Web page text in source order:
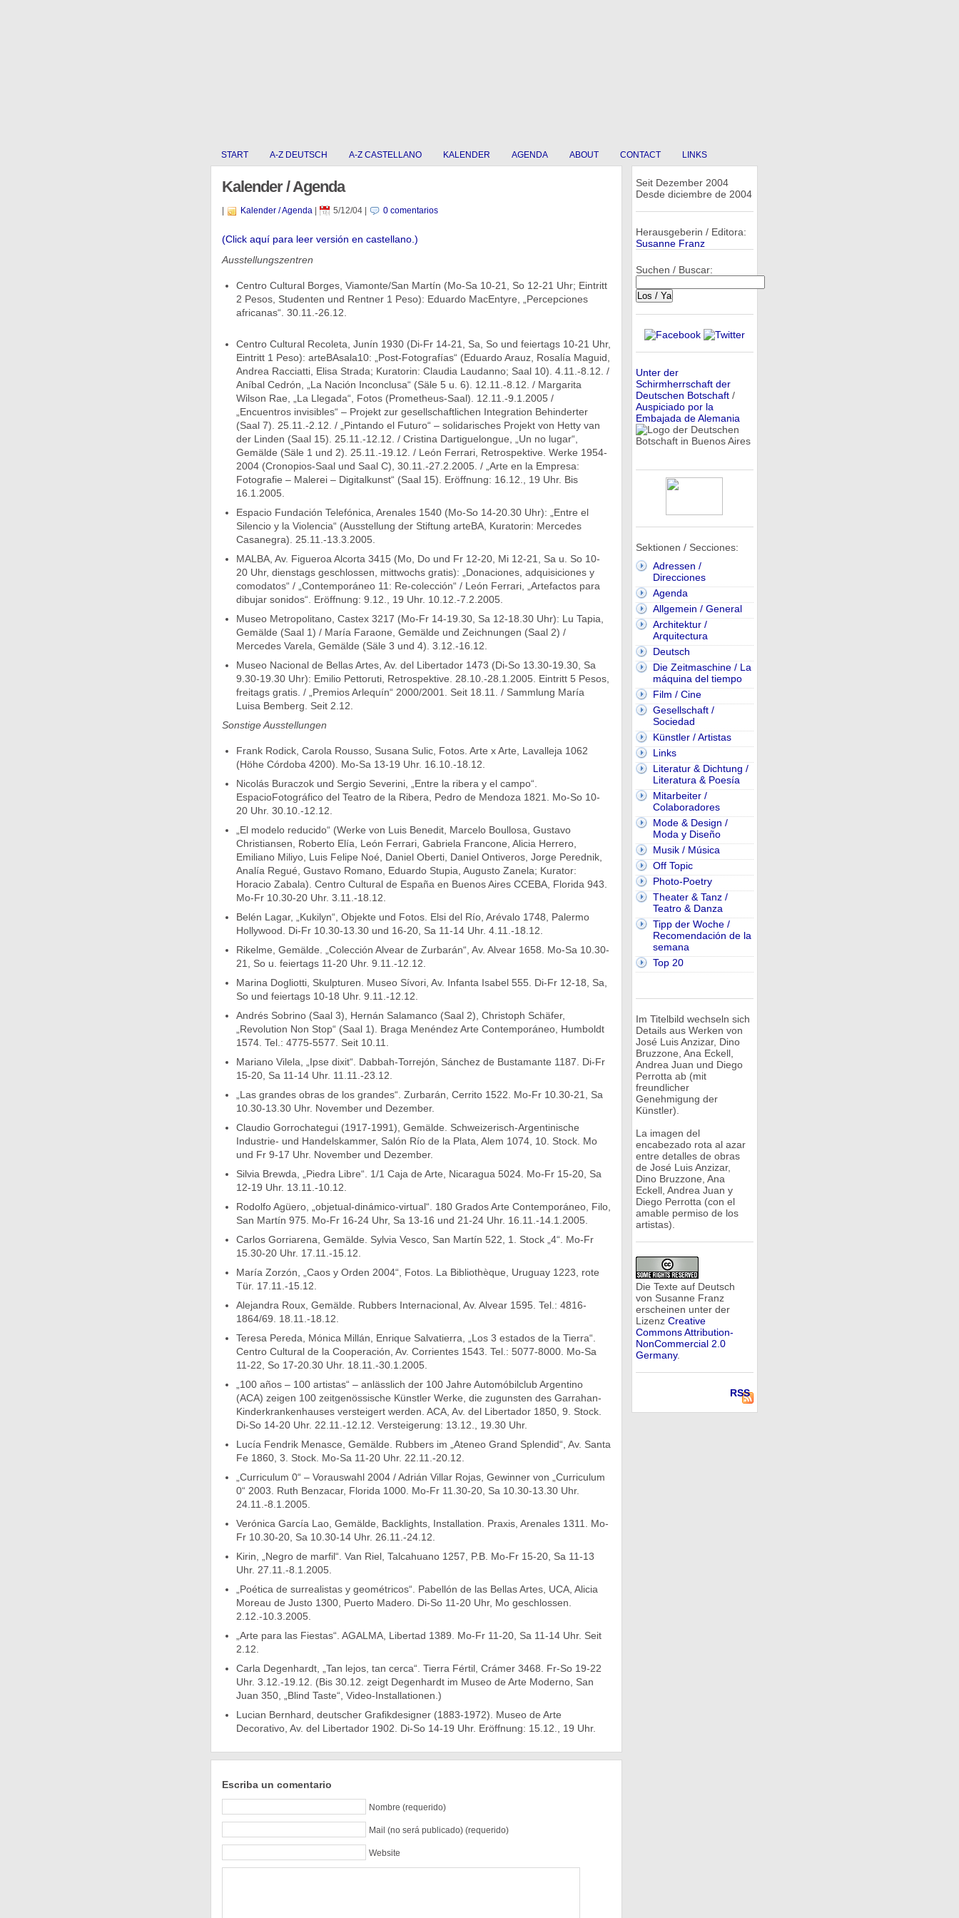
START A-Z DEUTSCH A-Z CASTELLANO KALENDER AGENDA ABOUT CONTACT LINKS
Kalender / Agenda
Kalender / Agenda| 5/12/04| 0 comentarios
(Click aquí para leer versión en castellano.)
Ausstellungszentren
Centro Cultural Borges, Viamonte/San Martín (Mo-Sa 10-21, So 12-21 Uhr; Eintritt
2 Pesos, Studenten und Rentner 1 Peso): Eduardo MacEntyre, „Percepciones
africanas“. 30.11.-26.12.
Centro Cultural Recoleta, Junín 1930 (Di-Fr 14-21, Sa, So und feiertags 10-21 Uhr,
Eintritt 1 Peso): arteBAsala10: „Post-Fotografías“ (Eduardo Arauz, Rosalía Maguid,
Andrea Racciatti, Elisa Strada; Kuratorin: Claudia Laudanno; Saal 10). 4.11.-8.12. /
Aníbal Cedrón, „La Nación Inconclusa“ (Säle 5 u. 6). 12.11.-8.12. / Margarita
Wilson Rae, „La Llegada“, Fotos (Prometheus-Saal). 12.11.-9.1.2005 /
„Encuentros invisibles“ – Projekt zur gesellschaftlichen Integration Behinderter
(Saal 7). 25.11.-2.12. / „Pintando el Futuro“ – solidarisches Projekt von Hetty van
der Linden (Saal 15). 25.11.-12.12. / Cristina Dartiguelongue, „Un no lugar“,
Gemälde (Säle 1 und 2). 25.11.-19.12. / León Ferrari, Retrospektive. Werke 1954-
2004 (Cronopios-Saal und Saal C), 30.11.-27.2.2005. / „Arte en la Empresa:
Fotografie – Malerei – Digitalkunst“ (Saal 15). Eröffnung: 16.12., 19 Uhr. Bis
16.1.2005.
Espacio Fundación Telefónica, Arenales 1540 (Mo-So 14-20.30 Uhr): „Entre el
Silencio y la Violencia“ (Ausstellung der Stiftung arteBA, Kuratorin: Mercedes
Casanegra). 25.11.-13.3.2005.
MALBA, Av. Figueroa Alcorta 3415 (Mo, Do und Fr 12-20, Mi 12-21, Sa u. So 10-
20 Uhr, dienstags geschlossen, mittwochs gratis): „Donaciones, adquisiciones y
comodatos“ / „Contemporáneo 11: Re-colección“ / León Ferrari, „Artefactos para
dibujar sonidos“. Eröffnung: 9.12., 19 Uhr. 10.12.-7.2.2005.
Museo Metropolitano, Castex 3217 (Mo-Fr 14-19.30, Sa 12-18.30 Uhr): Lu Tapia,
Gemälde (Saal 1) / María Faraone, Gemälde und Zeichnungen (Saal 2) /
Mercedes Varela, Gemälde (Säle 3 und 4). 3.12.-16.12.
Museo Nacional de Bellas Artes, Av. del Libertador 1473 (Di-So 13.30-19.30, Sa
9.30-19.30 Uhr): Emilio Pettoruti, Retrospektive. 28.10.-28.1.2005. Eintritt 5 Pesos,
freitags gratis. / „Premios Arlequín“ 2000/2001. Seit 18.11. / Sammlung María
Luisa Bemberg. Seit 2.12.
Sonstige Ausstellungen
Frank Rodick, Carola Rousso, Susana Sulic, Fotos. Arte x Arte, Lavalleja 1062
(Höhe Córdoba 4200). Mo-Sa 13-19 Uhr. 16.10.-18.12.
Nicolás Buraczok und Sergio Severini, „Entre la ribera y el campo“.
EspacioFotográfico del Teatro de la Ribera, Pedro de Mendoza 1821. Mo-So 10-
20 Uhr. 30.10.-12.12.
„El modelo reducido“ (Werke von Luis Benedit, Marcelo Boullosa, Gustavo
Christiansen, Roberto Elía, León Ferrari, Gabriela Francone, Alicia Herrero,
Emiliano Miliyo, Luis Felipe Noé, Daniel Oberti, Daniel Ontiveros, Jorge Perednik,
Analía Regué, Gustavo Romano, Eduardo Stupia, Augusto Zanela; Kurator:
Horacio Zabala). Centro Cultural de España en Buenos Aires CCEBA, Florida 943.
Mo-Fr 10.30-20 Uhr. 3.11.-18.12.
Belén Lagar, „Kukilyn“, Objekte und Fotos. Elsi del Río, Arévalo 1748, Palermo
Hollywood. Di-Fr 10.30-13.30 und 16-20, Sa 11-14 Uhr. 4.11.-18.12.
Rikelme, Gemälde. „Colección Alvear de Zurbarán“, Av. Alvear 1658. Mo-Sa 10.30-
21, So u. feiertags 11-20 Uhr. 9.11.-12.12.
Marina Dogliotti, Skulpturen. Museo Sívori, Av. Infanta Isabel 555. Di-Fr 12-18, Sa,
So und feiertags 10-18 Uhr. 9.11.-12.12.
Andrés Sobrino (Saal 3), Hernán Salamanco (Saal 2), Christoph Schäfer,
„Revolution Non Stop“ (Saal 1). Braga Menéndez Arte Contemporáneo, Humboldt
1574. Tel.: 4775-5577. Seit 10.11.
Mariano Vilela, „Ipse dixit“. Dabbah-Torrejón, Sánchez de Bustamante 1187. Di-Fr
15-20, Sa 11-14 Uhr. 11.11.-23.12.
„Las grandes obras de los grandes“. Zurbarán, Cerrito 1522. Mo-Fr 10.30-21, Sa
10.30-13.30 Uhr. November und Dezember.
Claudio Gorrochategui (1917-1991), Gemälde. Schweizerisch-Argentinische
Industrie- und Handelskammer, Salón Río de la Plata, Alem 1074, 10. Stock. Mo
und Fr 9-17 Uhr. November und Dezember.
Silvia Brewda, „Piedra Libre“. 1/1 Caja de Arte, Nicaragua 5024. Mo-Fr 15-20, Sa
12-19 Uhr. 13.11.-10.12.
Rodolfo Agüero, „objetual-dinámico-virtual“. 180 Grados Arte Contemporáneo, Filo,
San Martín 975. Mo-Fr 16-24 Uhr, Sa 13-16 und 21-24 Uhr. 16.11.-14.1.2005.
Carlos Gorriarena, Gemälde. Sylvia Vesco, San Martín 522, 1. Stock „4“. Mo-Fr
15.30-20 Uhr. 17.11.-15.12.
María Zorzón, „Caos y Orden 2004“, Fotos. La Bibliothèque, Uruguay 1223, rote
Tür. 17.11.-15.12.
Alejandra Roux, Gemälde. Rubbers Internacional, Av. Alvear 1595. Tel.: 4816-
1864/69. 18.11.-18.12.
Teresa Pereda, Mónica Millán, Enrique Salvatierra, „Los 3 estados de la Tierra“.
Centro Cultural de la Cooperación, Av. Corrientes 1543. Tel.: 5077-8000. Mo-Sa
11-22, So 17-20.30 Uhr. 18.11.-30.1.2005.
„100 años – 100 artistas“ – anlässlich der 100 Jahre Automóbilclub Argentino
(ACA) zeigen 100 zeitgenössische Künstler Werke, die zugunsten des Garrahan-
Kinderkrankenhauses versteigert werden. ACA, Av. del Libertador 1850, 9. Stock.
Di-So 14-20 Uhr. 22.11.-12.12. Versteigerung: 13.12., 19.30 Uhr.
Lucía Fendrik Menasce, Gemälde. Rubbers im „Ateneo Grand Splendid“, Av. Santa
Fe 1860, 3. Stock. Mo-Sa 11-20 Uhr. 22.11.-20.12.
„Curriculum 0“ – Vorauswahl 2004 / Adrián Villar Rojas, Gewinner von „Curriculum
0“ 2003. Ruth Benzacar, Florida 1000. Mo-Fr 11.30-20, Sa 10.30-13.30 Uhr.
24.11.-8.1.2005.
Verónica García Lao, Gemälde, Backlights, Installation. Praxis, Arenales 1311. Mo-
Fr 10.30-20, Sa 10.30-14 Uhr. 26.11.-24.12.
Kirin, „Negro de marfil“. Van Riel, Talcahuano 1257, P.B. Mo-Fr 15-20, Sa 11-13
Uhr. 27.11.-8.1.2005.
„Poética de surrealistas y geométricos“. Pabellón de las Bellas Artes, UCA, Alicia
Moreau de Justo 1300, Puerto Madero. Di-So 11-20 Uhr, Mo geschlossen.
2.12.-10.3.2005.
„Arte para las Fiestas“. AGALMA, Libertad 1389. Mo-Fr 11-20, Sa 11-14 Uhr. Seit
2.12.
Carla Degenhardt, „Tan lejos, tan cerca“. Tierra Fértil, Crámer 3468. Fr-So 19-22
Uhr. 3.12.-19.12. (Bis 30.12. zeigt Degenhardt im Museo de Arte Moderno, San
Juan 350, „Blind Taste“, Video-Installationen.)
Lucian Bernhard, deutscher Grafikdesigner (1883-1972). Museo de Arte
Decorativo, Av. del Libertador 1902. Di-So 14-19 Uhr. Eröffnung: 15.12., 19 Uhr.
Escriba un comentario
Nombre (requerido)
Mail (no será publicado) (requerido)
Website
Seit Dezember 2004
Desde diciembre de 2004
Herausgeberin / Editora:
Susanne Franz
Suchen / Buscar:
Unter der
Schirmherrschaft der
Deutschen Botschaft/
Auspiciado por la
Embajada de Alemania
Sektionen / Secciones:
Adressen /
Direcciones
Agenda
Allgemein / General
Architektur /
Arquitectura
Deutsch
Die Zeitmaschine / La
máquina del tiempo
Film / Cine
Gesellschaft /
Sociedad
Künstler / Artistas
Links
Literatur & Dichtung /
Literatura & Poesía
Mitarbeiter /
Colaboradores
Mode & Design /
Moda y Diseño
Musik / Música
Off Topic
Photo-Poetry
Theater & Tanz /
Teatro & Danza
Tipp der Woche /
Recomendación de la
semana
Top 20
Im Titelbild wechseln sich
Details aus Werken von
José Luis Anzizar, Dino
Bruzzone, Ana Eckell,
Andrea Juan und Diego
Perrotta ab (mit
freundlicher
Genehmigung der
Künstler).
La imagen del
encabezado rota al azar
entre detalles de obras
de José Luis Anzizar,
Dino Bruzzone, Ana
Eckell, Andrea Juan y
Diego Perrotta (con el
amable permiso de los
artistas).
Die Texte auf Deutsch
von Susanne Franz
erscheinen unter der
Lizenz Creative
Commons Attribution-
NonCommercial 2.0
Germany.
RSS